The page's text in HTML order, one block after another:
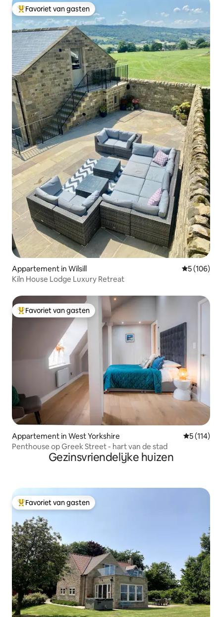
Topfavoriet van gasten
Favoriet van gasten
Appartement in Wilsill
5 (106)
Kiln House Lodge Luxury Retreat
Topfavoriet van gasten
Favoriet van gasten
Appartement in West Yorkshire
5 (114)
Penthouse op Greek Street - hart van de stad
Gezinsvriendelijke huizen
Topfavoriet van gasten
Favoriet van gasten